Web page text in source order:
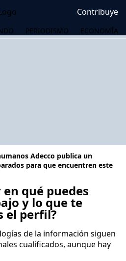
Contribuye
PERIODISMO ECONOMÍA
Adecco publica un
para que encuentren este
qué puedes
y lo que te
el perfil?
de la información siguen
cualificados, aunque hay